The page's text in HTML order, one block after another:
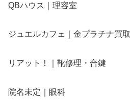
QBハウス｜理容室
ジュエルカフェ｜金プラチナ買取
リアット！｜靴修理・合鍵
院名未定｜眼科